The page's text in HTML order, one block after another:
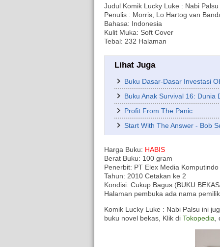
Judul Komik Lucky Luke : Nabi Palsu
Penulis : Morris, Lo Hartog van
Bahasa: Indonesia
Kulit Muka: Soft Cover
Tebal: 232 Halaman
Lihat Juga
Buku Dasar-Dasar Investasi
Buku Anak Survival 16: Dunia
Profit From The Panic
Start With The Answer - Bob
Harga Buku: HABIS
Berat Buku: 100 gram
Penerbit: PT Elex Media Komputindo
Tahun: 2010 Cetakan ke 2
Kondisi: Cukup Bagus (BUKU
Halaman pembuka ada nama
Komik Lucky Luke : Nabi Palsu ini
buku novel bekas, Klik di Tokopedia,